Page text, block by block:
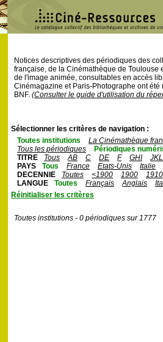
Notices descriptives des périodiques des
française, de la Cinémathèque de Toulouse
de l'image animée, consultables en accès
Cinémagazine et Paris-Photographe ont
BNF. (Consulter le guide d'utilisation du
Sélectionner les critères de navigation :
Toutes institutions
La Cinémathèque
Tous les périodiques
Périodiques
TITRE
Tous AB C DE F GHI JKL
PAYS
Tous France Etats-Unis Italie
DECENNIE
Toutes <1900 1900 1910
LANGUE
Toutes Français Anglais
Réinitialiser les critères
Toutes institutions - 0 périodiques sur 1777